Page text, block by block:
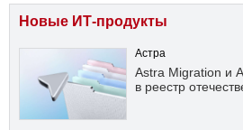
Новые ИТ-продукты
Астра
Astra Migration и
в реестр